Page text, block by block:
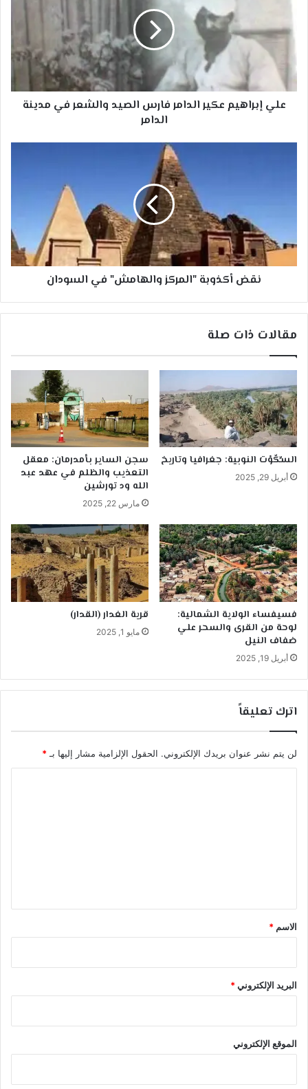
فارس
والشعر
في
مدينة
الدامرعلي إبراهيم عكير الدامر فارس الصيد والشعر في مدينة
الدامر
نقض أكذوبة "المركز والهامش" في السودان
مقالات ذات صلة
السِّكّوْت النوبية: جغرافيا وتاريخ
أبريل 29, 2025
سجن الساير بأمدرمان: معقل
التعذيب والظلم في عهد عبد
الله ود تورشين
مارس 22, 2025
فسيفساء الولاية الشمالية:
لوحة من القرى والسحر علي
ضفاف النيل
أبريل 19, 2025
قرية الغدار (القدار)
مايو 1, 2025
اترك تعليقاً
لن يتم نشر عنوان بريدك الإلكتروني. الحقول الإلزامية مشار إليها بـ *
*
الاسم *
البريد الإلكتروني*
الموقع الإلكتروني